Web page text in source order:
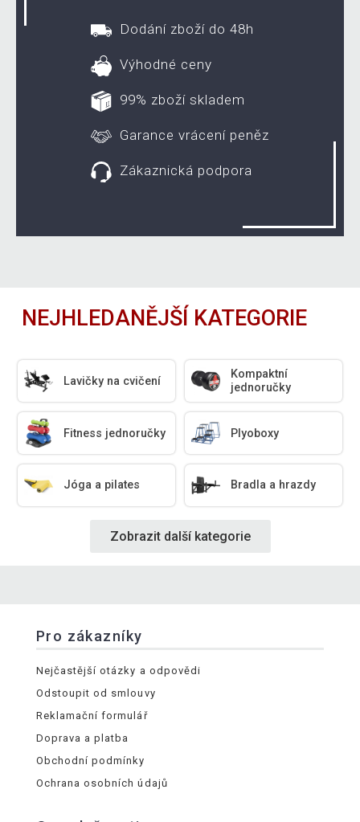
Dodání zboží do 48h
Výhodné ceny
99% zboží skladem
Garance vrácení peněz
Zákaznická podpora
NEJHLEDANĚJŠÍ KATEGORIE
Lavičky na cvičení
Kompaktní
jednoručky
Fitness jednoručky Plyoboxy
Jóga a pilates Bradla a hrazdy
Zobrazit další kategorie
Pro zákazníky
Nejčastější otázky a odpovědi
Odstoupit od smlouvy
Reklamační formulář
Doprava a platba
Obchodní podmínky
Ochrana osobních údajů